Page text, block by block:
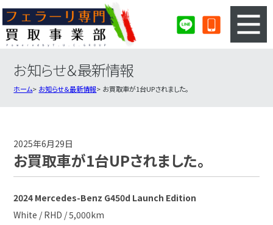
3ステップのカンタン査定
フェラーリ買取実績
お知らせ＆最新情報
ホーム お知らせ＆最新情報 お買取車が1台UPされました。
2025年6月29日
お買取車が1台UPされました。
2024 Mercedes-Benz G450d Launch Edition
White / RHD / 5,000km